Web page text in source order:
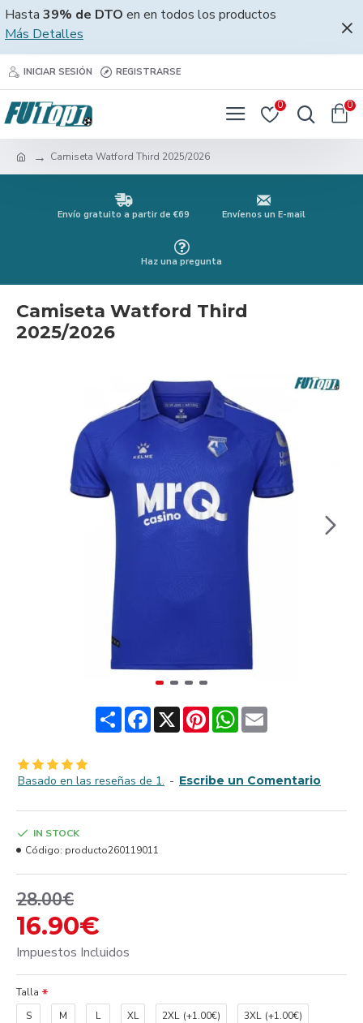
Hasta 39% de DTO en en todos los productos
Más Detalles
INICIAR SESIÓN REGISTRARSE
0 0
Camiseta Watford Third 2025/2026
Envío gratuito a partir de €69 Envíenos un E-mail
Haz una pregunta
Camiseta Watford Third
2025/2026
ShareFacebook
X PinterestWhatsApp
Email
Basado en las reseñas de 1. - Escribe un Comentario
16.90€
28.00€
Impuestos Incluidos
IN STOCK
Código: producto260119011
Talla
S
M L XL 2XL (+1.00€) 3XL (+1.00€)